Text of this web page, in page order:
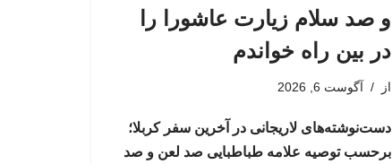
و صد سلام زیارت عاشورا را
در بین راه خواندم
از آگوست 6, 2026
دست‌نوشته‌های لاریجانی در آخرین سفر کربلا؛
برحسب توصیه علامه طباطبایی صد لعن و صد